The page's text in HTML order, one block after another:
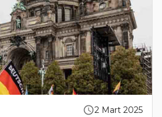
2 Mart 2025